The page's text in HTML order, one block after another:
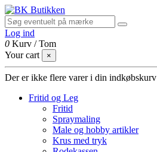
Log ind
0 Kurv /Tom
Your cart
×
Der er ikke flere varer i din indkøbskurv
Fritid og Leg
Fritid
Spraymaling
Male og hobby artikler
Krus med tryk